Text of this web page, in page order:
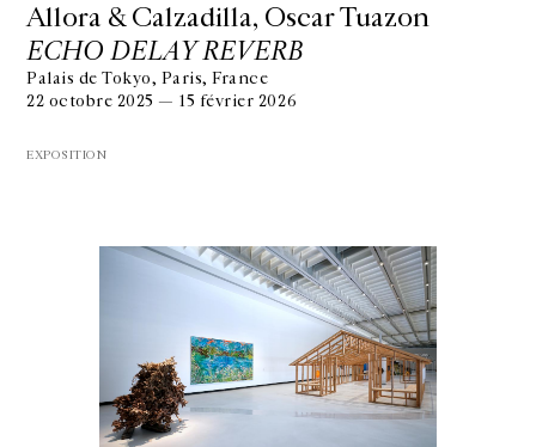
Allora & Calzadilla, Oscar Tuazon
ECHO DELAY REVERB
Palais de Tokyo, Paris, France
22 octobre 2025 — 15 février 2026
EXPOSITION